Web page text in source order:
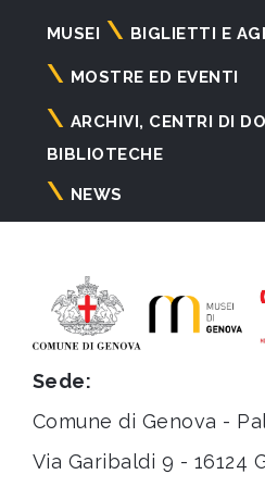
Navigazione
principale
MUSEI BIGLIETTI E
MOSTRE ED EVENTI
ARCHIVI, CENTRI DI
BIBLIOTECHE
NEWS
Sede:
Comune di Genova -
Via Garibaldi 9 - 16124